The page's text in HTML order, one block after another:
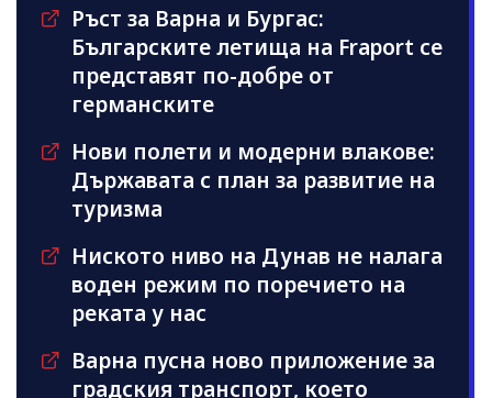
Ръст за Варна и Бургас:
Българските летища на Fraport се
представят по-добре от
германските
Нови полети и модерни влакове:
Държавата с план за развитие на
туризма
Ниското ниво на Дунав не налага
воден режим по поречието на
реката у нас
Варна пусна ново приложение за
градския транспорт, което